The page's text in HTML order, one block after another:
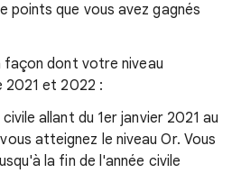
points que vous avez gagnés
façon dont votre niveau
2021 et 2022 :
allant du 1er janvier 2021 au
atteignez le niveau Or. Vous
la fin de l'année civile